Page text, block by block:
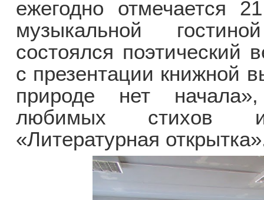
ежегодно отмечается
музыкальной
состоялся поэтический
с презентации книжной
природе нет
любимых стихов и
«Литературная